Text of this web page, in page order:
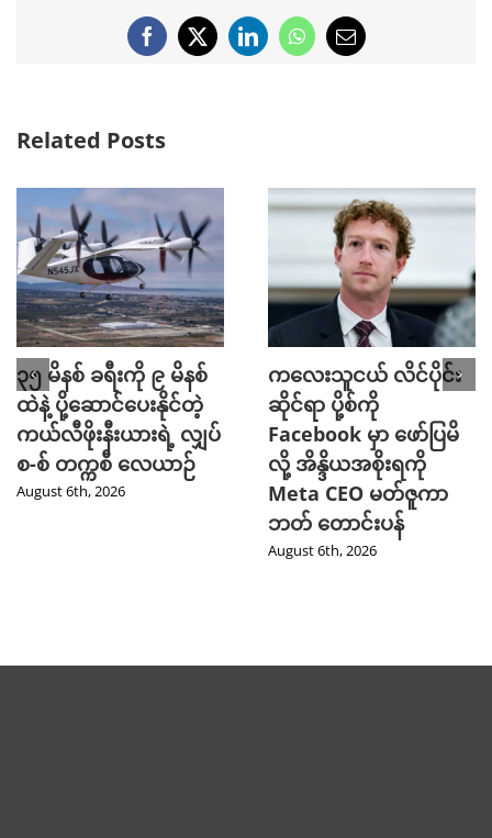
Facebook
X LinkedInWhatsApp
Email
Related Posts
၃၅ မိနစ် ခရီးကို ၉ မိနစ်
ထဲနဲ့ ပို့ဆောင်ပေးနိုင်တဲ့
ကယ်လီဖိုးနီးယားရဲ့ လျှပ်
စ-စ် တက္ကစီ လေယာဉ်
August 6th, 2026
ကလေးသူငယ် လိင်ပိုင်း
ဆိုင်ရာ ပို့စ်ကို
Facebook မှာ ဖော်ပြမိ
လို့ အိန္ဒိယအစိုးရကို
Meta CEO မတ်ဇူကာ
ဘတ် တောင်းပန်
August 6th, 2026